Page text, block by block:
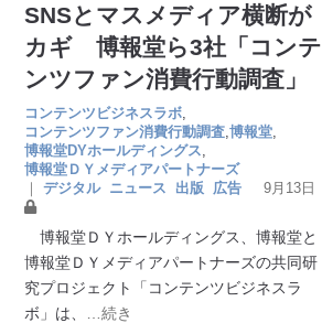
SNSとマスメディア横断が
カギ 博報堂ら3社「コンテ
ンツファン消費行動調査」
コンテンツビジネスラボ
コンテンツファン消費行動調査 ,博報堂
博報堂DYホールディングス
博報堂ＤＹメディアパートナーズ
｜
デジタル ニュース 出版 広告 9月13日
博報堂ＤＹホールディングス、博報堂と
博報堂ＤＹメディアパートナーズの共同研
究プロジェクト「コンテンツビジネスラ
ボ」は、
…続き